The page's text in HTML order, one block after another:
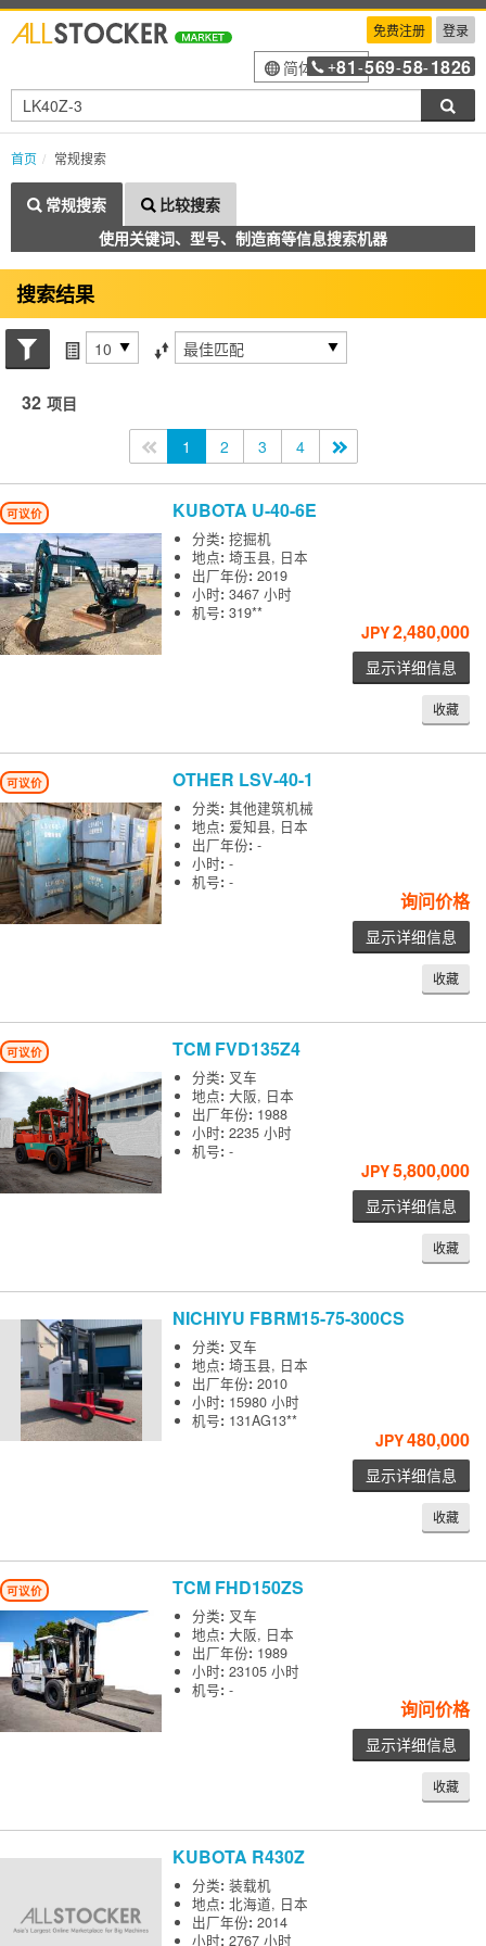
免费注册 登录
简体中文
+81 -569-58-1826
首页 常规搜索
常规搜索
比较搜索
使用关键词、型号、制造商等信息搜索机器
搜索结果
搜索状态每页项目 排序方式
32 项目
<<1 2 3 4
可议价 KUBOTA U-40-6E
分类:挖掘机
地点:埼玉县, 日本
出厂年份:2019
小时:3467 小时
机号:319**
JPY2,480,000
显示详细信息
收藏
可议价 OTHER LSV-40-1
分类:其他建筑机械
地点: 爱知县, 日本
出厂年份:-
小时:-
机号:-
询问价格
显示详细信息
收藏
可议价 TCM FVD135Z4
分类: 叉车
地点:大阪, 日本
出厂年份: 1988
小时:2235 小时
机号:-
JPY5,800,000
显示详细信息
收藏
NICHIYU FBRM15-75-300CS
分类: 叉车
地点:埼玉县, 日本
出厂年份:2010
小时: 15980 小时
机号: 131AG13**
JPY480,000
显示详细信息
收藏
可议价 TCM FHD150ZS
分类: 叉车
地点:大阪, 日本
出厂年份: 1989
小时:23105 小时
机号:-
询问价格
显示详细信息
收藏
KUBOTA R430Z
分类:装载机
地点:北海道, 日本
出厂年份:2014
小时:2767 小时